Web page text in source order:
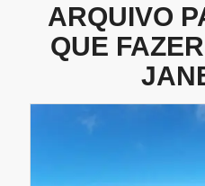
ARQUIVO
QUE